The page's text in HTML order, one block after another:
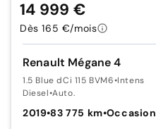
Renault Mégane 4
1.5 Blue dCi 115 BVM6•Intens
Diesel•Auto.
2019•83 775 km•Occasion
14 999 €
Dès 165 €/mois